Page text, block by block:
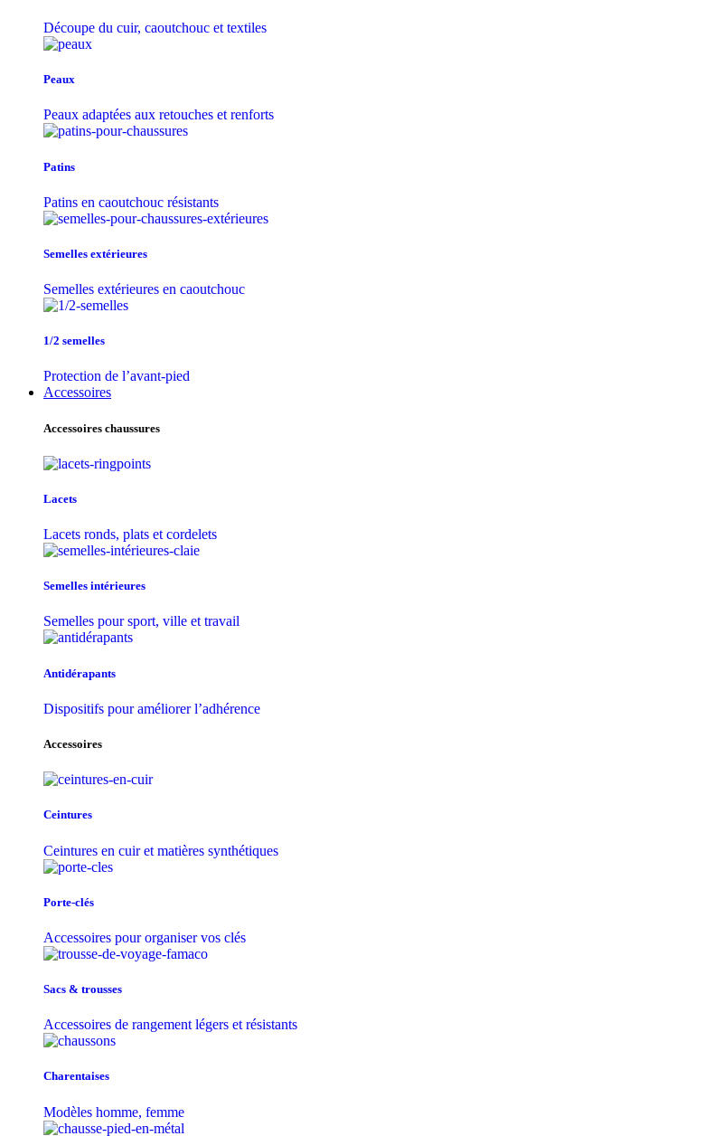
Découpe du cuir, caoutchouc et textiles
Peaux
Peaux adaptées aux retouches et renforts
Patins
Patins en caoutchouc résistants
Semelles extérieures
Semelles extérieures en caoutchouc
1/2 semelles
Protection de l’avant-pied
Accessoires
Accessoires chaussures
Lacets
Lacets ronds, plats et cordelets
Semelles intérieures
Semelles pour sport, ville et travail
Antidérapants
Dispositifs pour améliorer l’adhérence
Accessoires
Ceintures
Ceintures en cuir et matières synthétiques
Porte-clés
Accessoires pour organiser vos clés
Sacs & trousse​s
Accessoires de rangement légers et résistants
Charentaises
Modèles homme, femme